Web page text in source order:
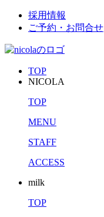
採用情報
ご予約・お問合せ
TOP
NICOLA
TOP
MENU
STAFF
ACCESS
milk
TOP